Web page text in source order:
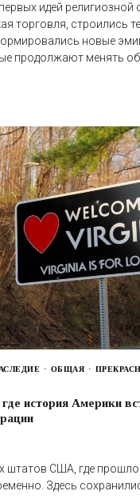
идей религиозной
торговля, строились
новые
продолжают менять
ОБЩАЯ
история Америки
штатов США, где
Здесь